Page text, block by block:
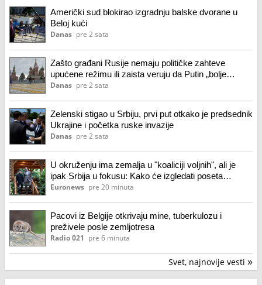
Američki sud blokirao izgradnju balske dvorane u
Beloj kući
Danas pre 2 sata
Zašto građani Rusije nemaju političke zahteve
upućene režimu ili zaista veruju da Putin „bolje
razume šta se događa“?
Danas pre 2 sata
Zelenski stigao u Srbiju, prvi put otkako je predsednik
Ukrajine i početka ruske invazije
Danas pre 2 sata
U okruženju ima zemalja u "koaliciji voljnih", ali je
ipak Srbija u fokusu: Kako će izgledati poseta
Zelenskog Beogradu?
Euronews pre 20 minuta
Pacovi iz Belgije otkrivaju mine, tuberkulozu i
preživele posle zemljotresa
Radio 021 pre 6 minuta
Svet, najnovije vesti »